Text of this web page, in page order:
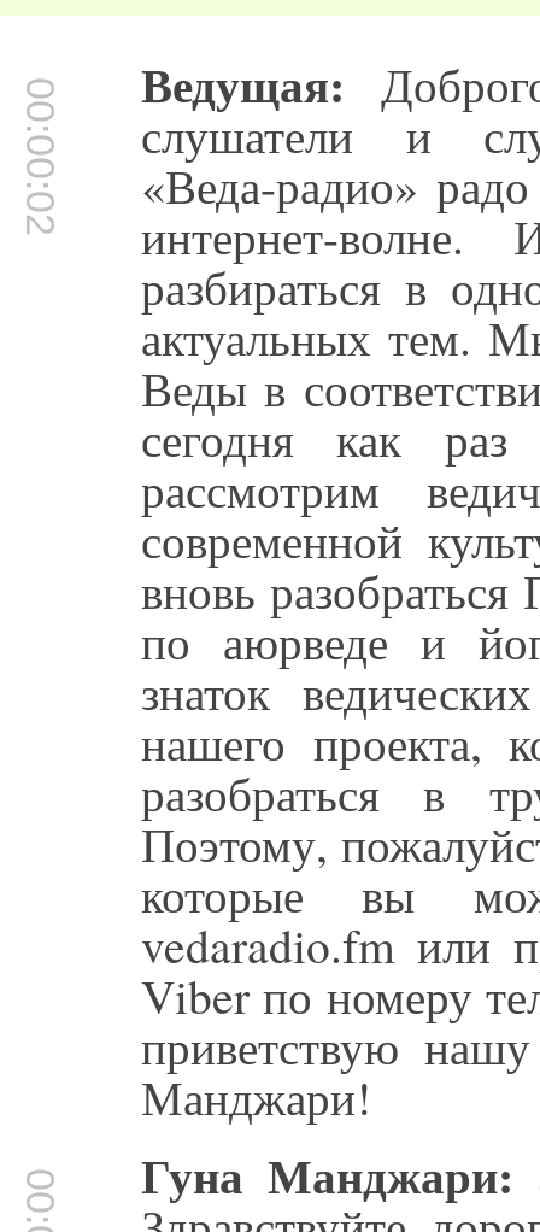
00:00:02 Ведущая:
слушатели и
«Веда-радио»
интернет-
разбираться в
актуальных тем.
Веды в
сегодня как
рассмотрим
современной
вновь
по аюрведе и
знаток
нашего проекта,
разобраться в
Поэтому,
которые вы
vedaradio.fm или
Viber по номеру
приветствую
Манджари!
Гуна Манджари: